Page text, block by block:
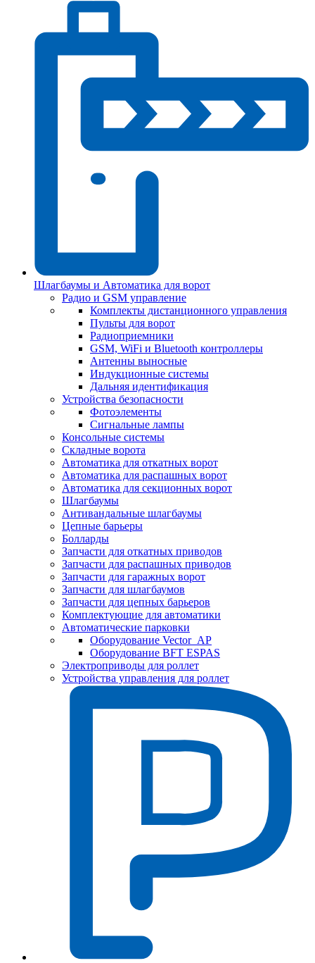
Шлагбаумы и Автоматика для ворот
Радио и GSM управление
Комплекты дистанционного управления
Пульты для ворот
Радиоприемники
GSM, WiFi и Bluetooth контроллеры
Антенны выносные
Индукционные системы
Дальняя идентификация
Устройства безопасности
Фотоэлементы
Сигнальные лампы
Консольные системы
Складные ворота
Автоматика для откатных ворот
Автоматика для распашных ворот
Автоматика для секционных ворот
Шлагбаумы
Антивандальные шлагбаумы
Цепные барьеры
Болларды
Запчасти для откатных приводов
Запчасти для распашных приводов
Запчасти для гаражных ворот
Запчасти для шлагбаумов
Запчасти для цепных барьеров
Комплектующие для автоматики
Автоматические парковки
Оборудование Vector_AP
Оборудование BFT ESPAS
Электроприводы для роллет
Устройства управления для роллет